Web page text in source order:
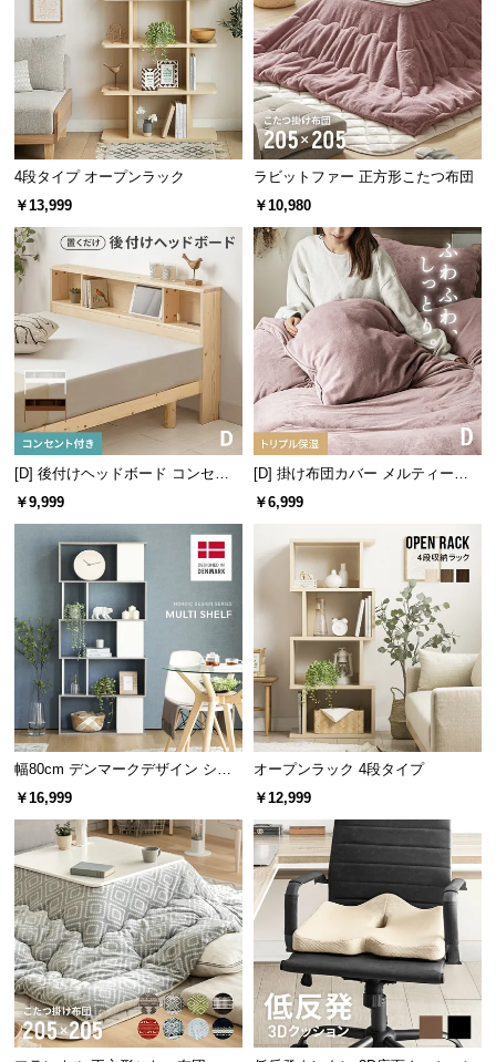
企
業
情
報 端まで無駄のないサイドスペース
サイドスペースの幅は 約31cm。物が出し入れしやす
い仕様になっているので気軽に手を伸ばしてご利用
いただけます｡
約31㎝ 約32㎝
広々とした天板上のスペース
ディスプレイスペースとしても最適な天板上のスペ
ースは、小物や植物を飾って自分好みのインテリア
を楽しめます。
横幅 奥行き
4段タイプ オープンラック
￥13,999
ラビットファー 正方形こたつ布団
￥10,980
[D] 後付けヘッドボード コンセン
ト付き 置くだけ
￥9,999
[D] 掛け布団カバー メルティータ
ッチ マイクロファイバー
￥6,999
幅80cm デンマークデザイン シェ
ルフ
￥16,999
オープンラック 4段タイプ
￥12,999